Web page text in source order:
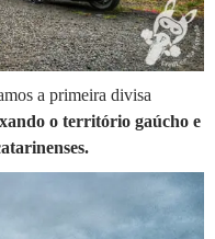
a primeira divisa
o território gaúcho e